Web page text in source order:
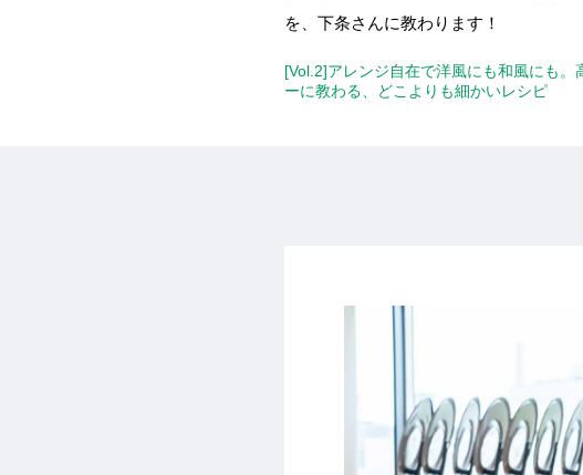
を、下条さんに教わります！
[Vol.2]アレンジ自在で洋風にも和風にも
ーに教わる、どこよりも細かいレシピ